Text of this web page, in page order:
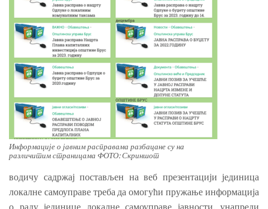
Информације о јавним расправама разбацане су на
различитим страницама ФОТО: Скриншот
водичу садржај постављен на веб презентацији јединица
локалне самоуправе треба да омогући пружање информација
о раду јединице локалне самоуправе јавности, унапреди